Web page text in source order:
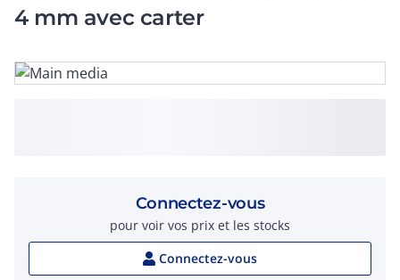
4 mm avec carter
Connectez-vous
pour voir vos prix et les stocks
Connectez-vous